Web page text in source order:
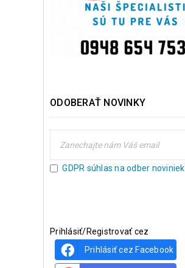
ODOBERAŤ NOVINKY
GDPR súhlas na odber noviniek
Prihlásiť/Registrovať cez
Prihlásiť cez Facebook